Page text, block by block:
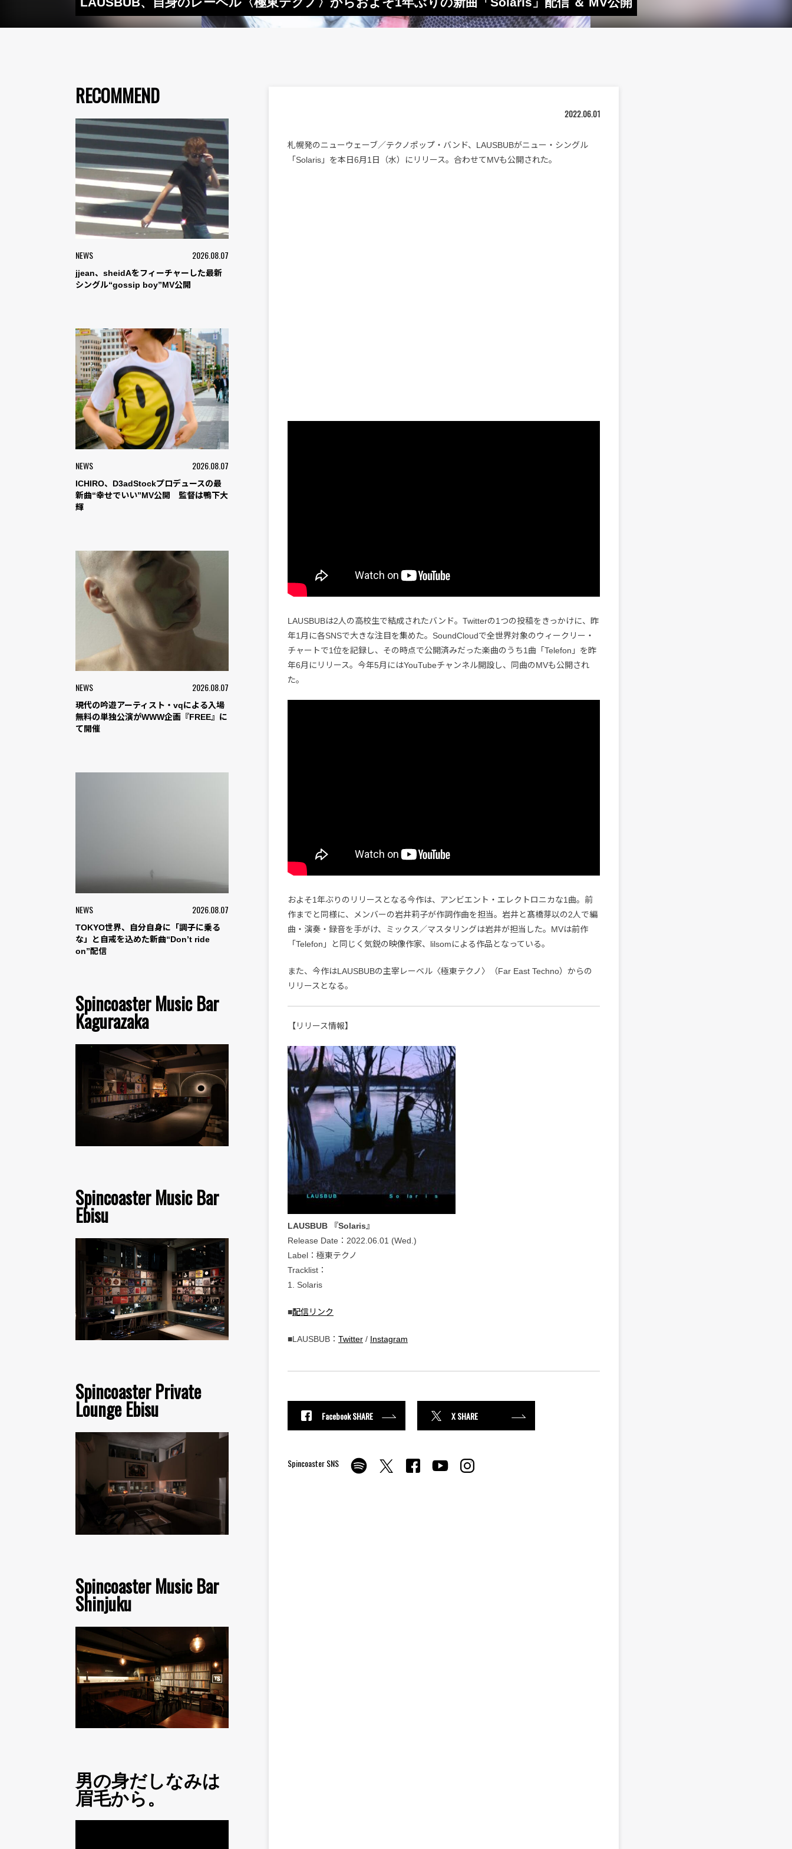
RECOMMEND
NEWS 2026.08.07
jjean、sheidAをフィーチャーした最新
シングル“gossip boy”MV公開
NEWS 2026.08.07
ICHIRO、D3adStockプロデュースの最
新曲“幸せでいい”MV公開 監督は鴨下大
輝
NEWS 2026.08.07
現代の吟遊アーティスト・vqによる入場
無料の単独公演がWWW企画『FREE』に
て開催
NEWS 2026.08.07
TOKYO世界、自分自身に「調子に乗る
な」と自戒を込めた新曲“Don’t ride
on”配信
Spincoaster Music Bar
Kagurazaka
Spincoaster Music Bar
Ebisu
Spincoaster Private
Lounge Ebisu
Spincoaster Music Bar
Shinjuku
男の身だしなみは
眉毛から。
2022.06.01
札幌発のニューウェーブ／テクノポップ・バンド、LAUSBUBがニュー・シングル
「Solaris」を本日6月1日（水）にリリース。合わせてMVも公開された。
LAUSBUBは2人の高校生で結成されたバンド。Twitterの1つの投稿をきっかけに、昨
年1月に各SNSで大きな注目を集めた。SoundCloudで全世界対象のウィークリー・
チャートで1位を記録し、その時点で公開済みだった楽曲のうち1曲「Telefon」を昨
年6月にリリース。今年5月にはYouTubeチャンネル開設し、同曲のMVも公開され
た。
およそ1年ぶりのリリースとなる今作は、アンビエント・エレクトロニカな1曲。前
作までと同様に、メンバーの岩井莉子が作詞作曲を担当。岩井と髙橋芽以の2人で編
曲・演奏・録音を手がけ、ミックス／マスタリングは岩井が担当した。MVは前作
「Telefon」と同じく気鋭の映像作家、lilsomによる作品となっている。
また、今作はLAUSBUBの主宰レーベル〈極東テクノ〉（Far East Techno）からの
リリースとなる。
【リリース情報】
LAUSBUB 『Solaris』
Release Date：2022.06.01 (Wed.)
Label：極東テクノ
Tracklist：
1. Solaris
■配信リンク
■LAUSBUB： Twitter / Instagram
Facebook SHARE X SHARE
Spincoaster SNS